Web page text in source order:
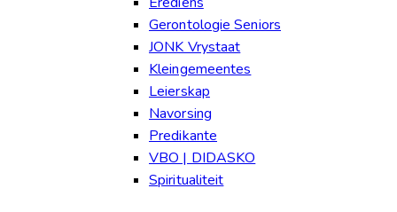
Gerontologie Seniors
JONK Vrystaat
Kleingemeentes
Leierskap
Navorsing
Predikante
VBO | DIDASKO
Spiritualiteit